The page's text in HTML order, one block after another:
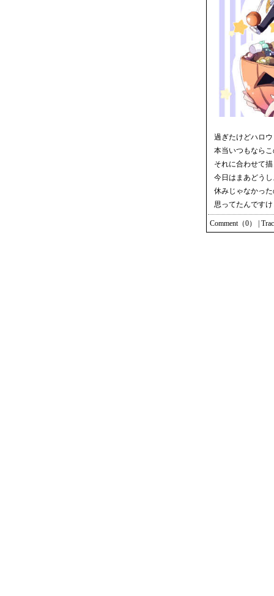
過ぎたけどハロ
本当いつもなら
それに合わせて
今日はまあどう
休みじゃなかっ
思ってたんです
Comment（0）